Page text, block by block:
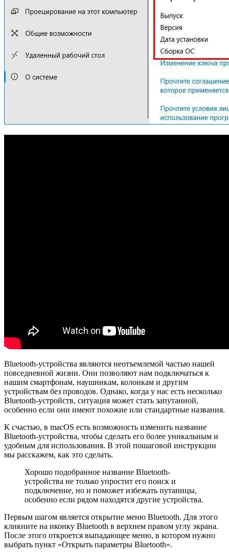
Bluetooth-устройства являются неотъемлемой частью нашей
повседневной жизни. Они позволяют нам подключаться к
нашим смартфонам, наушникам, колонкам и другим
устройствам без проводов. Однако, когда у нас есть несколько
Bluetooth-устройств, ситуация может стать запутанной,
особенно если они имеют похожие или стандартные названия.
К счастью, в macOS есть возможность изменить название
Bluetooth-устройства, чтобы сделать его более уникальным и
удобным для использования. В этой пошаговой инструкции
мы расскажем, как это сделать.
Хорошо подобранное название Bluetooth-
устройства не только упростит его поиск и
подключение, но и поможет избежать путаницы,
особенно если рядом находятся другие устройства.
Первым шагом является открытие меню Bluetooth. Для этого
кликните на иконку Bluetooth в верхнем правом углу экрана.
После этого откроется выпадающее меню, в котором нужно
выбрать пункт «Открыть параметры Bluetooth».